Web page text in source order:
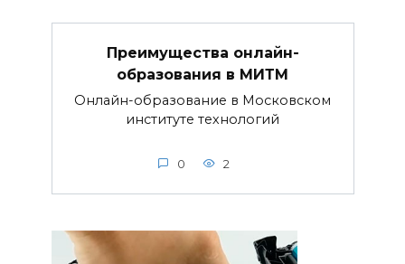
Преимущества онлайн-
образования в МИТМ
Онлайн-образование в Московском
институте технологий
0 2